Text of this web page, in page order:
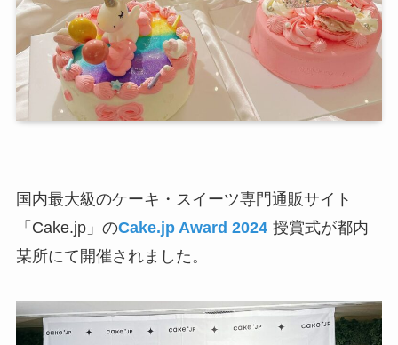
国内最大級のケーキ・スイーツ専門通販サイト
「Cake.jp」のCake.jp Award 2024 授賞式が都内
某所にて開催されました。